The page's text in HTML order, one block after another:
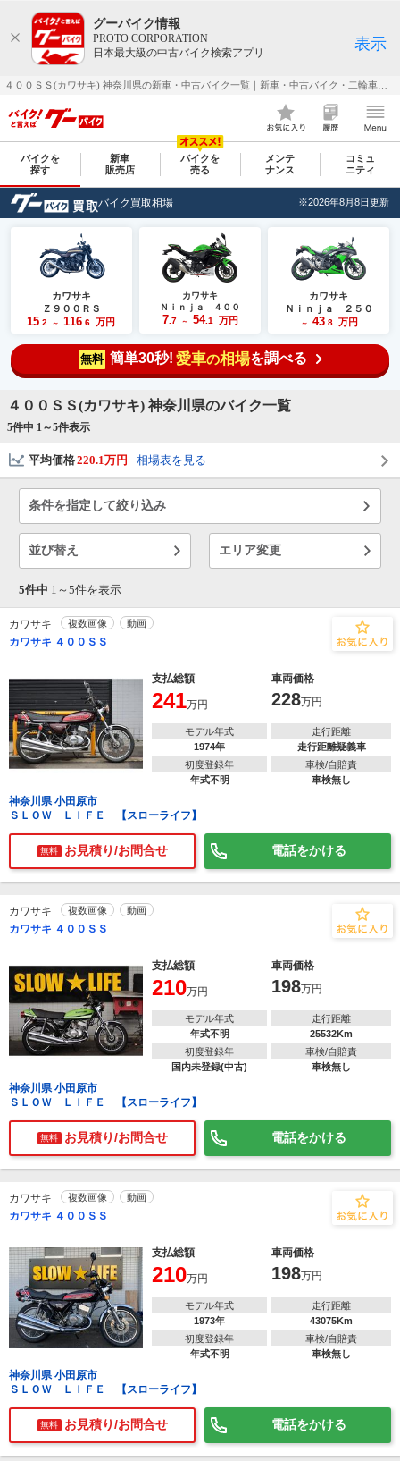
グーバイク情報
PROTO CORPORATION
日本最大級の中古バイク検索アプリ
表示
バイクを
探す
新車
販売店
バイクを
売る
メンテ
ナンス
コミュ
ニティ
バイク買取相場 ※2026年8月8日更新
カワサキ
Ｚ９００ＲＳ
15 .2 ～ 116 .6 万円
カワサキ
Ｎｉｎｊａ ４００
7.7 ～ 54.1 万円
カワサキ
Ｎｉｎｊａ ２５０
～ 43.8 万円
無料 簡単30秒! 愛車の相場を調べる
４００ＳＳ(カワサキ) 神奈川県のバイク一覧
5件中 1～5件表示
平均価格220.1万円 相場表を見る
条件を指定して絞り込み
並び替え エリア変更
5件中 1～ 5件を表示
カワサキ 複数画像 動画
カワサキ ４００ＳＳ
支払総額 車両価格
241万円 228万円
モデル年式
1974年
走行距離
走行距離疑義車
初度登録年
年式不明
車検/自賠責
車検無し
神奈川県 小田原市
ＳＬＯＷ ＬＩＦＥ 【スローライフ】
無料 お見積り/お問合せ 電話をかける
カワサキ 複数画像 動画
カワサキ ４００ＳＳ
支払総額 車両価格
210万円 198万円
モデル年式
年式不明
走行距離
25532Km
初度登録年
国内未登録(中古)
車検/自賠責
車検無し
神奈川県 小田原市
ＳＬＯＷ ＬＩＦＥ 【スローライフ】
無料 お見積り/お問合せ 電話をかける
カワサキ 複数画像 動画
カワサキ ４００ＳＳ
支払総額 車両価格
210万円 198万円
モデル年式
1973年
走行距離
43075Km
初度登録年
年式不明
車検/自賠責
車検無し
神奈川県 小田原市
ＳＬＯＷ ＬＩＦＥ 【スローライフ】
無料 お見積り/お問合せ 電話をかける